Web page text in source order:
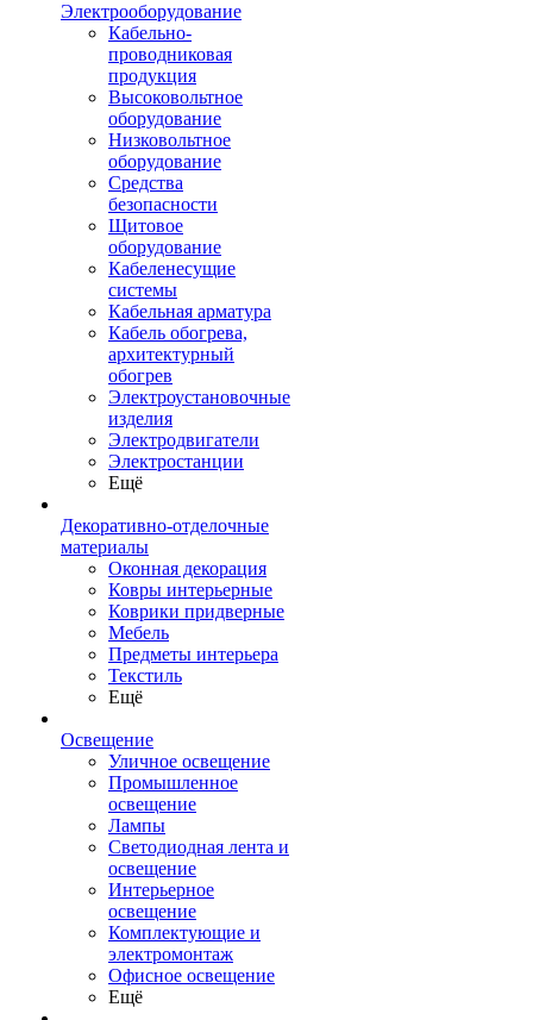
Электрооборудование
Кабельно-
проводниковая
продукция
Высоковольтное
оборудование
Низковольтное
оборудование
Средства
безопасности
Щитовое
оборудование
Кабеленесущие
системы
Кабельная арматура
Кабель обогрева,
архитектурный
обогрев
Электроустановочные
изделия
Электродвигатели
Электростанции
Ещё
Декоративно-отделочные
материалы
Оконная декорация
Ковры интерьерные
Коврики придверные
Мебель
Предметы интерьера
Текстиль
Ещё
Освещение
Уличное освещение
Промышленное
освещение
Лампы
Светодиодная лента и
освещение
Интерьерное
освещение
Комплектующие и
электромонтаж
Офисное освещение
Ещё